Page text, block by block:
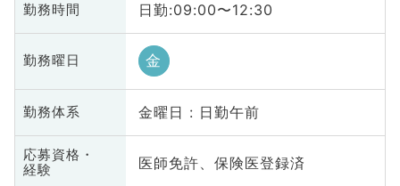
勤務時間 日勤:09:00〜12:30
勤務曜日 金
勤務体系 金曜日 : 日勤午前
応募資格・
経験
医師免許、保険医登録済